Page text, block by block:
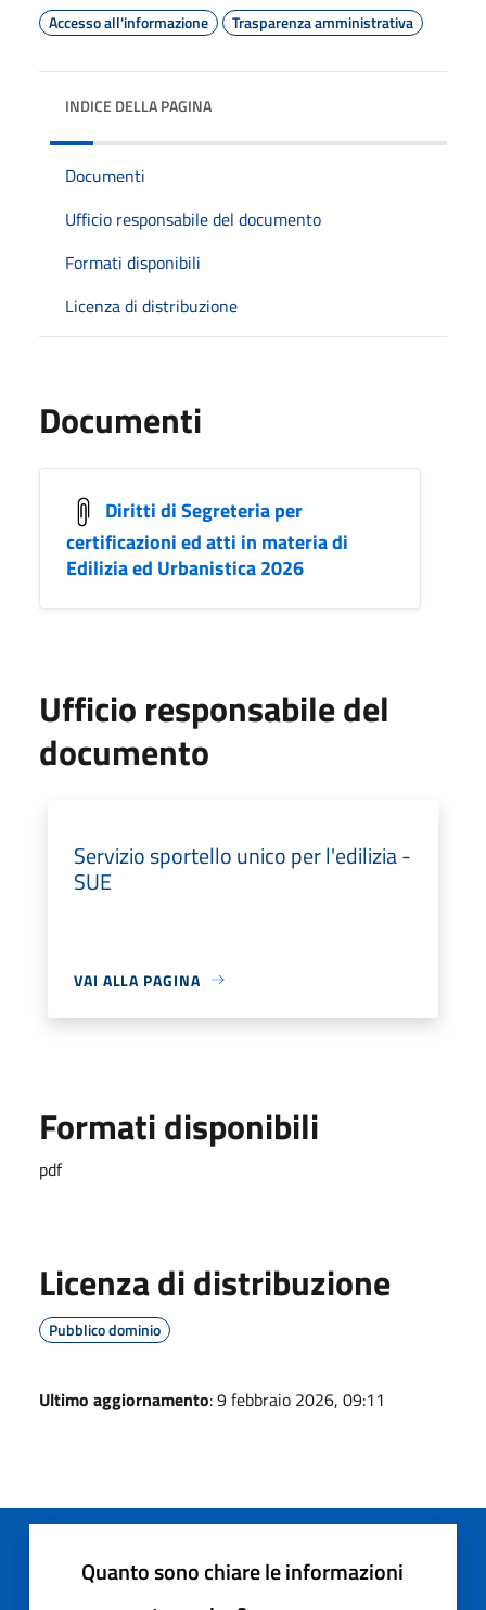
Accesso all'informazione
Trasparenza amministrativa
INDICE DELLA PAGINA
Documenti
Ufficio responsabile del documento
Formati disponibili
Licenza di distribuzione
Documenti
Diritti di Segreteria per
certificazioni ed atti in materia di
Edilizia ed Urbanistica 2026
Ufficio responsabile del
documento
Servizio sportello unico per l'edilizia -
SUE
VAI ALLA PAGINA
Formati disponibili
pdf
Licenza di distribuzione
Pubblico dominio
Ultimo aggiornamento: 9 febbraio 2026, 09:11
Quanto sono chiare le informazioni